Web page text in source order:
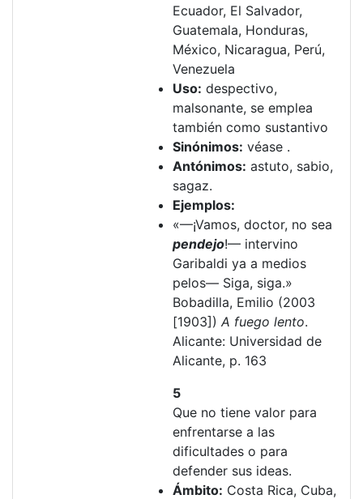
Ecuador, El Salvador,
Guatemala, Honduras,
México, Nicaragua, Perú,
Venezuela
Uso: despectivo,
malsonante, se emplea
también como sustantivo
Sinónimos: véase .
Antónimos: astuto, sabio,
sagaz.
Ejemplos:
«—¡Vamos, doctor, no sea
pendejo!— intervino
Garibaldi ya a medios
pelos— Siga, siga.»
Bobadilla, Emilio (2003
[1903]) A fuego lento.
Alicante: Universidad de
Alicante, p. 163
5
Que no tiene valor para
enfrentarse a las
dificultades o para
defender sus ideas.
Ámbito: Costa Rica, Cuba,